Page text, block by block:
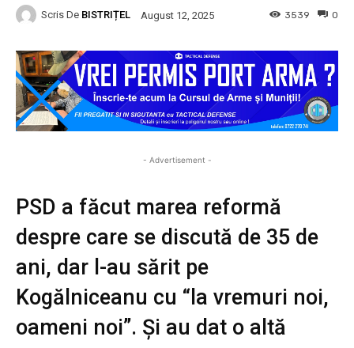
Scris De BISTRIȚEL August 12, 2025 0
3539
- Advertisement -
PSD a făcut marea reformă
despre care se discută de 35 de
ani, dar l-au sărit pe
Kogălniceanu cu “la vremuri noi,
oameni noi”. Și au dat o altă